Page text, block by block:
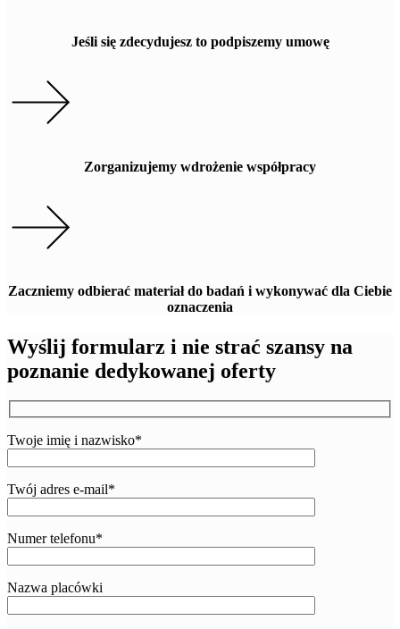
Jeśli się zdecydujesz to podpiszemy umowę
Zorganizujemy wdrożenie współpracy
Zaczniemy odbierać materiał do badań i wykonywać dla Ciebie
oznaczenia
Wyślij formularz i nie strać szansy na
poznanie dedykowanej oferty
Twoje imię i nazwisko*
Twój adres e-mail*
Numer telefonu*
Nazwa placówki